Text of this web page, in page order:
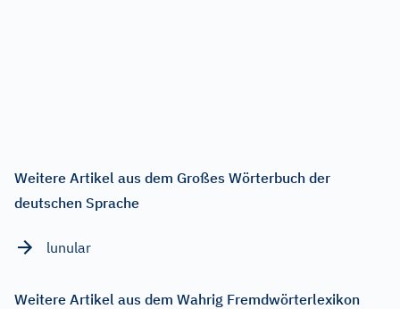
Weitere Artikel aus dem Großes Wörterbuch der
deutschen Sprache
lunular
Weitere Artikel aus dem Wahrig Fremdwörterlexikon